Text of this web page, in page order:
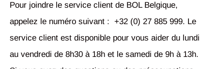
Pour joindre le service client de BOL Belgique,
appelez le numéro suivant : +32 (0) 27 885 999. Le
service client est disponible pour vous aider du lundi
au vendredi de 8h30 à 18h et le samedi de 9h à 13h.